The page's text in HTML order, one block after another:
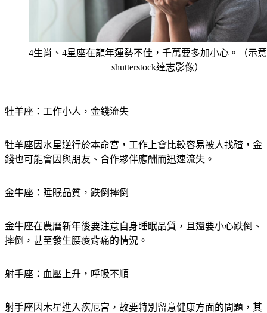
4生肖、4星座在龍年運勢不佳，千萬要多加小心。（示
shutterstock達志影像）
牡羊座：工作小人，金錢流失
牡羊座因水星逆行於本命宮，工作上會比較容易被人找碴，金
錢也可能會因與朋友、合作夥伴應酬而迅速流失。
金牛座：睡眠品質，跌倒摔倒
金牛座在農曆新年後要注意自身睡眠品質，且還要小心跌倒、
摔倒，甚至發生腰痠背痛的情況。
射手座：血壓上升，呼吸不順
射手座因木星進入疾厄宮，故要特別留意健康方面的問題，其